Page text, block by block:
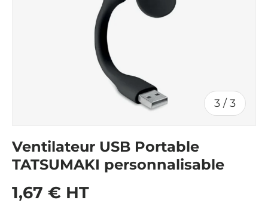
3 / de
3
Ventilateur USB Portable
TATSUMAKI personnalisable
Prix habituel
1,67 € HT